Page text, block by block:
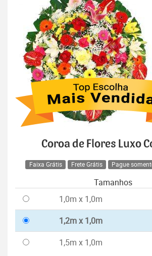
Coroa de Flores Luxo
Faixa Grátis Frete Grátis Pague
Tamanhos
1,0m x 1,0m
1,2m x 1,0m
1,5m x 1,0m